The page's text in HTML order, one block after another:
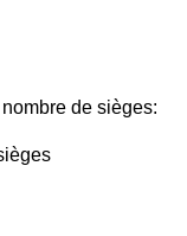
de sièges: